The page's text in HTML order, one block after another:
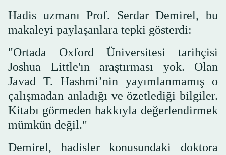
Hadis uzmanı Prof. Serdar Demirel, bu
makaleyi paylaşanlara tepki gösterdi:
"Ortada Oxford Üniversitesi tarihçisi
Joshua Little'ın araştırması yok. Olan
Javad T. Hashmi’nin yayımlanmamış o
çalışmadan anladığı ve özetlediği bilgiler.
Kitabı görmeden hakkıyla değerlendirmek
mümkün değil."
Demirel, hadisler konusundaki doktora